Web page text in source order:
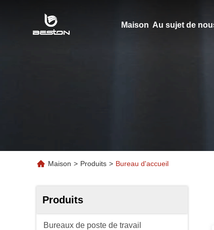
Maison Au sujet de
Maison > Produits > Bureau d'accueil
Produits
Bureaux de poste de travail